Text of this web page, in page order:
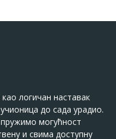
логичан наставак
до сада урадио.
могућност
и свима доступну